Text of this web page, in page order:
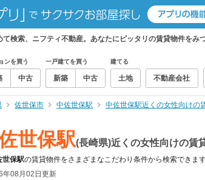
検索、ニフティ不動産。あなたにピッタリの賃貸物件をみ
ンを買う
中古
一戸建てを買う
新築 中古
建てる
土地 不動産会社
佐世保市 中佐世保駅 中佐世保駅近くの女性向けの
世保駅(長崎県)近くの女性向けの賃
世保駅の賃貸物件をさまざまなこだわり条件から検索できます
年08月02日更新